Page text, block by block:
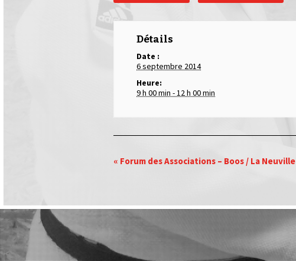
Détails
Date :
6 septembre 2014
Heure:
9 h 00 min - 12 h 00 min
Navigation
Evénément
«Forum des Associations – Boos / La Neuville